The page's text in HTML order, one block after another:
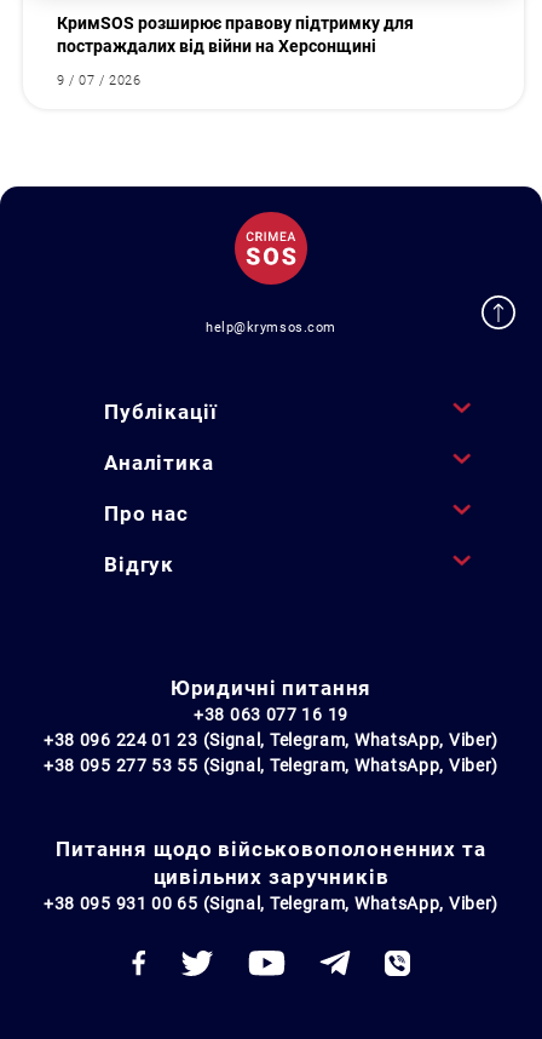
КримSOS розширює правову підтримку для
постраждалих від війни на Херсонщині
9 / 07 / 2026
help@krymsos.com
Публікації
Аналітика
Про нас
Відгук
Юридичні питання
+38 063 077 16 19
+38 096 224 01 23 (Signal, Telegram, WhatsApp, Viber)
+38 095 277 53 55 (Signal, Telegram, WhatsApp, Viber)
Питання щодо військовополоненних та
цивільних заручників
+38 095 931 00 65 (Signal, Telegram, WhatsApp, Viber)